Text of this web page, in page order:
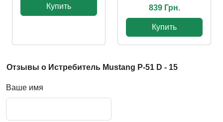
Купить
839 Грн.
Купить
Отзывы о Истребитель Mustang P-51 D - 15
Ваше имя